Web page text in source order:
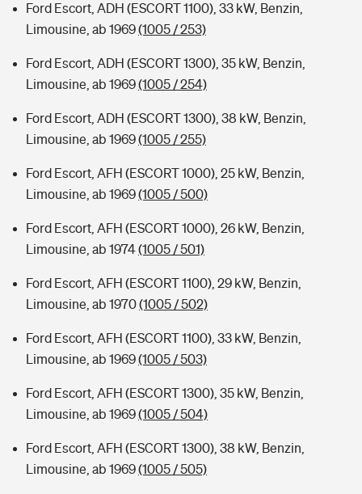
Ford Escort, ADH (ESCORT 1100), 33 kW, Benzin,
Limousine, ab 1969(1005 / 253)
Ford Escort, ADH (ESCORT 1300), 35 kW, Benzin,
Limousine, ab 1969(1005 / 254)
Ford Escort, ADH (ESCORT 1300), 38 kW, Benzin,
Limousine, ab 1969(1005 / 255)
Ford Escort, AFH (ESCORT 1000), 25 kW, Benzin,
Limousine, ab 1969(1005 / 500)
Ford Escort, AFH (ESCORT 1000), 26 kW, Benzin,
Limousine, ab 1974(1005 / 501)
Ford Escort, AFH (ESCORT 1100), 29 kW, Benzin,
Limousine, ab 1970(1005 / 502)
Ford Escort, AFH (ESCORT 1100), 33 kW, Benzin,
Limousine, ab 1969(1005 / 503)
Ford Escort, AFH (ESCORT 1300), 35 kW, Benzin,
Limousine, ab 1969(1005 / 504)
Ford Escort, AFH (ESCORT 1300), 38 kW, Benzin,
Limousine, ab 1969(1005 / 505)